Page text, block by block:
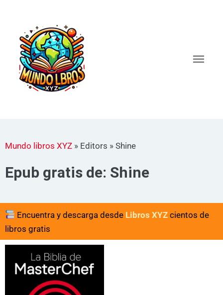
contenido
Mundo libros XYZ » Editors » Shine
Epub gratis de: Shine
Encuentra y descarga desde Libros XYZcientos de
libros gratis